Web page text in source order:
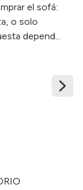
el sofá:
o solo
depend...